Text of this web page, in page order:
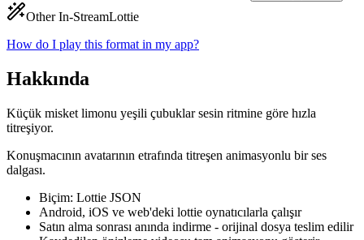
Other In-StreamLottie
How do I play this format in my app?
Hakkında
Küçük misket limonu yeşili çubuklar sesin ritmine göre hızla
titreşiyor.
Konuşmacının avatarının etrafında titreşen animasyonlu bir ses
dalgası.
Biçim: Lottie JSON
Android, iOS ve web'deki lottie oynatıcılarla çalışır
Satın alma sonrası anında indirme - orijinal dosya teslim edilir